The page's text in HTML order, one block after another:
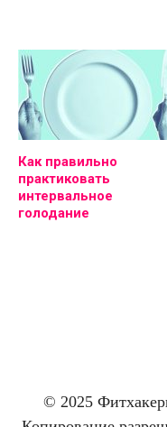
Как правильно
практиковать
интервальное
голодание
© 2025